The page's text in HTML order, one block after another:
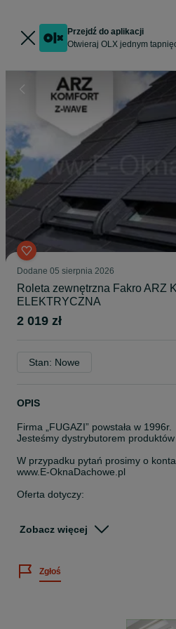
Przejdź do aplikacji
Otwieraj OLX jednym
Dodane 05 sierpnia 2026
Roleta zewnętrzna Fakro ARZ
ELEKTRYCZNA
2 019 zł
Stan: Nowe
OPIS
Firma „FUGAZI” powstała w 1996r.
Jesteśmy dystrybutorem produktów
W przypadku pytań prosimy o
www.E-OknaDachowe.pl
Oferta dotyczy:
rolety, do okien standardowych
NASZA CENA - 2019 zł brutto
Zobacz więcej
Zgłoś